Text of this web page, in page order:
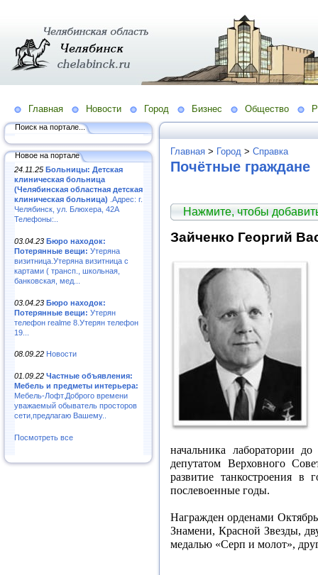
Главная Новости Город Бизнес Общество
Поиск на портале...
Новое на портале
24.11.25 Больницы: Детская
клиническая больница
(Челябинская областная детская
клиническая больница) .Адрес: г.
Челябинск, ул. Блюхера, 42А
Телефоны:..
03.04.23 Бюро находок:
Потерянные вещи: Утеряна
визитница.Утеряна визитница с
картами ( трансп., школьная,
банковская, мед...
03.04.23 Бюро находок:
Потерянные вещи: Утерян
телефон realme 8.Утерян телефон
19...
08.09.22 Новости
01.09.22 Частные объявления:
Мебель и предметы интерьера:
Мебель-Лофт.Доброго времени
уважаемый обыватель просторов
сети,предлагаю Вашему..
Посмотреть все
Главная > Город > Справка
Почётные граждане
Нажмите, чтобы
Зайченко Георгий
начальника лаборатории
депутатом Верховного
развитие танкостроения
послевоенные годы.
Награжден орденами
Знамени, Красной Звезды,
медалью «Серп и молот»,